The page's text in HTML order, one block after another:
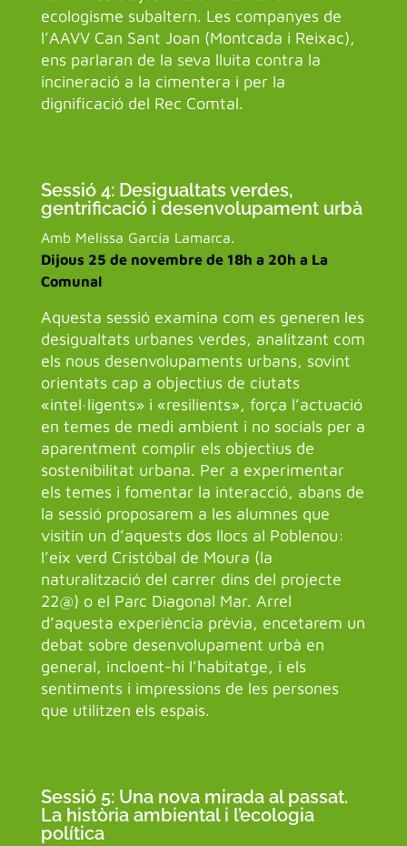
ecologisme subaltern. Les companyes de
l’AAVV Can Sant Joan (Montcada i Reixac),
ens parlaran de la seva lluita contra la
incineració a la cimentera i per la
dignificació del Rec Comtal.
Sessió 4: Desigualtats verdes,
gentrificació i desenvolupament urbà
Amb Melissa García Lamarca.
Dijous 25 de novembre de 18h a 20h a La
Comunal
Aquesta sessió examina com es generen les
desigualtats urbanes verdes, analitzant com
els nous desenvolupaments urbans, sovint
orientats cap a objectius de ciutats
«intel·ligents» i «resilients», força l’actuació
en temes de medi ambient i no socials per a
aparentment complir els objectius de
sostenibilitat urbana. Per a experimentar
els temes i fomentar la interacció, abans de
la sessió proposarem a les alumnes que
visitin un d’aquests dos llocs al Poblenou:
l’eix verd Cristóbal de Moura (la
naturalització del carrer dins del projecte
22@) o el Parc Diagonal Mar. Arrel
d’aquesta experiència prèvia, encetarem un
debat sobre desenvolupament urbà en
general, incloent-hi l’habitatge, i els
sentiments i impressions de les persones
que utilitzen els espais.
Sessió 5: Una nova mirada al passat.
La història ambiental i l’ecologia
política